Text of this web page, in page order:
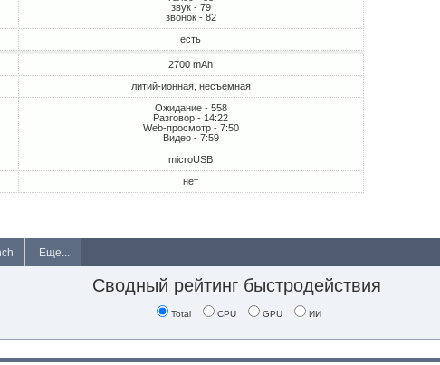
звук - 79
звонок - 82
есть
2700 mAh
литий-ионная, несъемная
Ожидание - 558
Разговор - 14:22
Web-просмотр - 7:50
Видео - 7:59
microUSB
нет
Еще...
Сводный рейтинг быстродействия
Total CPU GPU ИИ